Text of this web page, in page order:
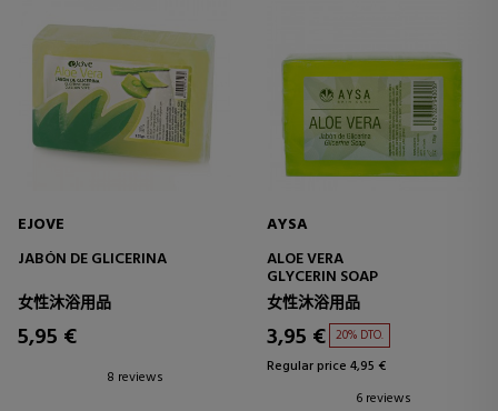
EJOVE
JABÓN DE GLICERINA
女性沐浴用品
5,95 €
8 reviews
AYSA
ALOE VERA
GLYCERIN SOAP
女性沐浴用品
3,95 € 20% DTO.
Regular price 4,95 €
6 reviews